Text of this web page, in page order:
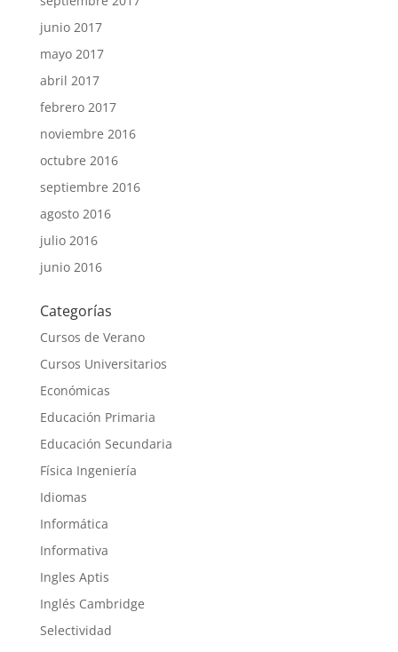
junio 2017
mayo 2017
abril 2017
febrero 2017
noviembre 2016
octubre 2016
septiembre 2016
agosto 2016
julio 2016
junio 2016
Categorías
Cursos de Verano
Cursos Universitarios
Económicas
Educación Primaria
Educación Secundaria
Física Ingeniería
Idiomas
Informática
Informativa
Ingles Aptis
Inglés Cambridge
Selectividad